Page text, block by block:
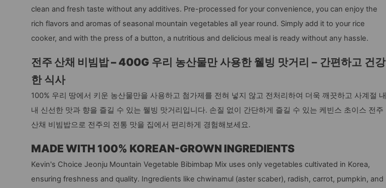
clean and fresh taste without any additives. Pre-processed for your convenience, you can enjoy the
rich flavors and aromas of seasonal mountain vegetables all year round. Simply add it to your rice
cooker, and with the press of a button, a nutritious and delicious meal is ready without any hassle.
전주 산채 비빔밥 – 400G 우리 농산물만 사용한 웰빙 맛거리 – 간편하고 건강
한 식사
100% 우리 땅에서 키운 농산물만을 사용하고 첨가제를 전혀 넣지 않고 전처리하여 더욱 깨끗하고 사계절 내
내 신선한 맛과 향을 즐길 수 있는 웰빙 맛거리입니다. 손질 없이 간단하게 즐길 수 있는 케빈스 초이스 전주
산채 비빔밥으로 전주의 전통 맛을 집에서 편리하게 경험해보세요.
MADE WITH 100% KOREAN-GROWN INGREDIENTS
Kevin's Choice Jeonju Mountain Vegetable Bibimbap Mix uses only vegetables cultivated in Korea,
ensuring freshness and quality. Ingredients like chwinamul (aster scaber), radish, carrot, pumpkin, and